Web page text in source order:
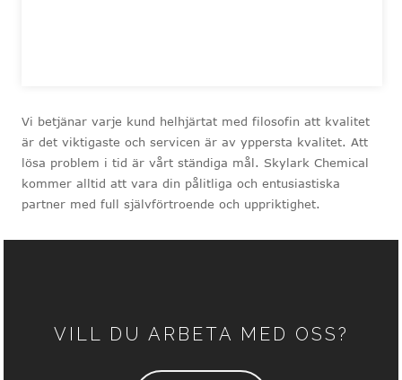
Vi betjänar varje kund helhjärtat med filosofin att kvalitet
är det viktigaste och servicen är av yppersta kvalitet. Att
lösa problem i tid är vårt ständiga mål. Skylark Chemical
kommer alltid att vara din pålitliga och entusiastiska
partner med full självförtroende och uppriktighet.
VILL DU ARBETA MED OSS?